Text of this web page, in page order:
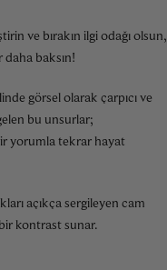
ve bırakın ilgi odağı olsun,
baksın!
görsel olarak çarpıcı ve
bu unsurlar;
tekrar hayat
açıkça sergileyen cam
kontrast sunar.